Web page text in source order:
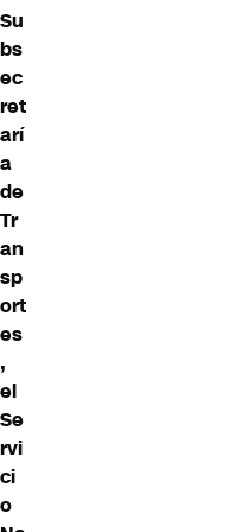
Su
bs
ec
ret
arí
a
de
Tr
an
sp
ort
es
,
el
Se
rvi
ci
o